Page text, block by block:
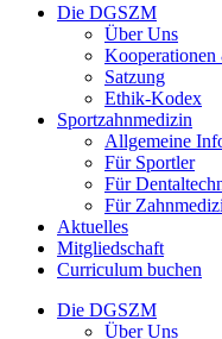
Die DGSZM
Über Uns
Kooperationen
Satzung
Ethik-Kodex
Sportzahnmedizin
Allgemeine
Für Sportler
Für
Für
Aktuelles
Mitgliedschaft
Curriculum buchen
Die DGSZM
Über Uns